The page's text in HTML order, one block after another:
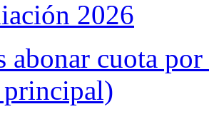
2026
abonar cuota